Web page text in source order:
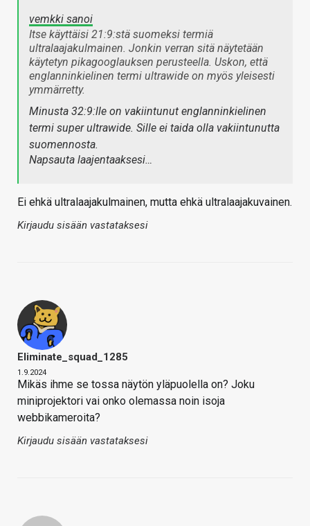
vemkki sanoi
Itse käyttäisi 21:9:stä suomeksi termiä
ultralaajakulmainen. Jonkin verran sitä näytetään
käytetyn pikagooglauksen perusteella. Uskon, että
englanninkielinen termi ultrawide on myös yleisesti
ymmärretty.
Minusta 32:9:lle on vakiintunut englanninkielinen
termi super ultrawide. Sille ei taida olla vakiintunutta
suomennosta.
Napsauta laajentaaksesi…
Ei ehkä ultralaajakulmainen, mutta ehkä ultralaajakuvainen.
Kirjaudu sisään vastataksesi
Eliminate_squad_1285
1.9.2024
Mikäs ihme se tossa näytön yläpuolella on? Joku
miniprojektori vai onko olemassa noin isoja
webbikameroita?
Kirjaudu sisään vastataksesi